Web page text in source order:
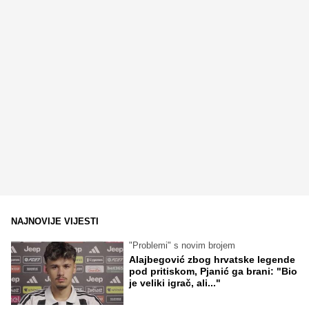
NAJNOVIJE VIJESTI
"Problemi" s novim brojem
Alajbegović zbog hrvatske legende
pod pritiskom, Pjanić ga brani: "Bio
je veliki igrač, ali..."